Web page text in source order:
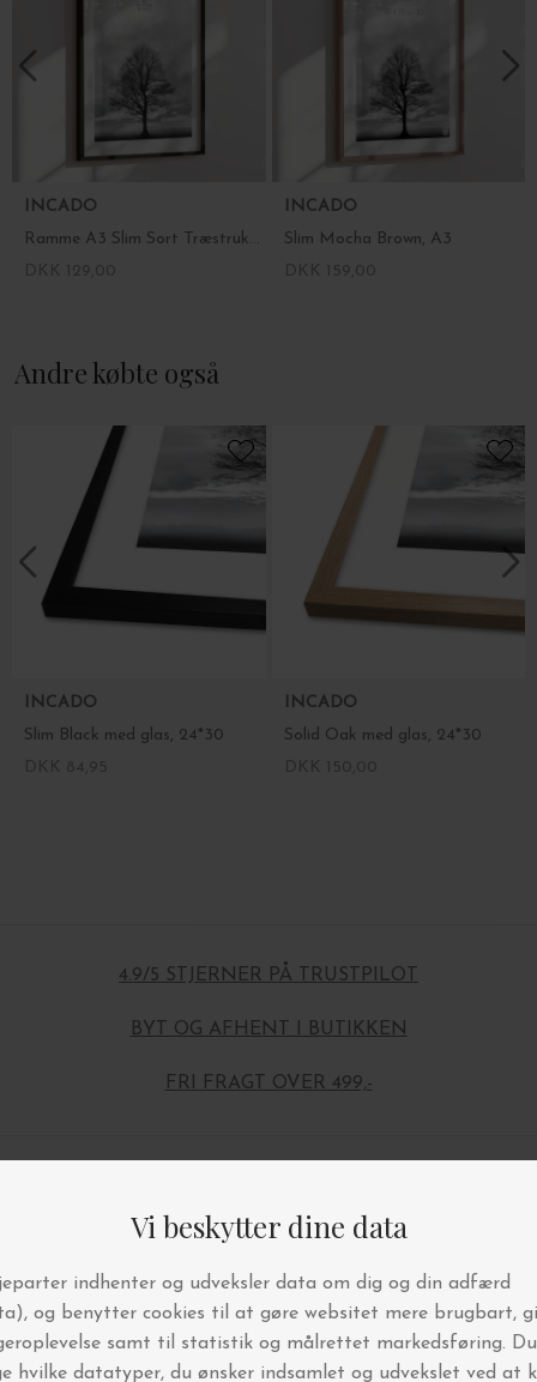
INCADO
Ramme A3 Slim Sort Træstruktur FSC
INCADO
Slim Mocha Brown, A3
Andre købte også
INCADO
Slim Black med glas, 24*30
INCADO
Solid Oak med glas, 24*30
4.9/5 STJERNER PÅ TRUSTPILOT
BYT OG AFHENT I BUTIKKEN
FRI FRAGT OVER 499,-
Andre købte også